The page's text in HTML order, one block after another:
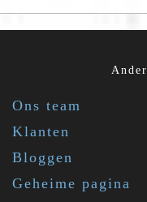
Ander
Ons team
Klanten
Bloggen
Geheime pagina